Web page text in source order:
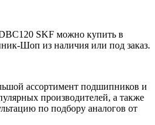
SKF можно купить в
Шоп из наличия или под заказ.
ассортимент подшипников и
производителей, а также
по подбору аналогов от